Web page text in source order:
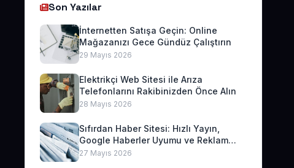
Son Yazılar
İnternetten Satışa Geçin: Online
Mağazanızı Gece Gündüz Çalıştırın
29 Mayıs 2026
Elektrikçi Web Sitesi ile Arıza
Telefonlarını Rakibinizden Önce Alın
28 Mayıs 2026
Sıfırdan Haber Sitesi: Hızlı Yayın,
Google Haberler Uyumu ve Reklam
Geliri
27 Mayıs 2026